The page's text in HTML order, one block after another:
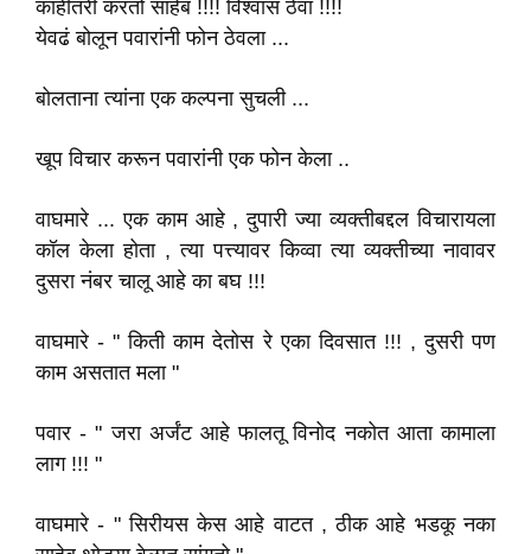
काहीतरी करतो साहेब !!!! विश्वास ठेवा !!!!
येवढं बोलून पवारांनी फोन ठेवला ...
बोलताना त्यांना एक कल्पना सुचली ...
खूप विचार करून पवारांनी एक फोन केला ..
वाघमारे ... एक काम आहे , दुपारी ज्या व्यक्तीबद्दल विचारायला
कॉल केला होता , त्या पत्त्यावर किव्वा त्या व्यक्तीच्या नावावर
दुसरा नंबर चालू आहे का बघ !!!
वाघमारे - " किती काम देतोस रे एका दिवसात !!! , दुसरी पण
काम असतात मला "
पवार - " जरा अर्जंट आहे फालतू विनोद नकोत आता कामाला
लाग !!! "
वाघमारे - " सिरीयस केस आहे वाटत , ठीक आहे भडकू नका